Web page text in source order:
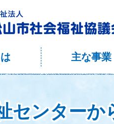
主な事業
センターか